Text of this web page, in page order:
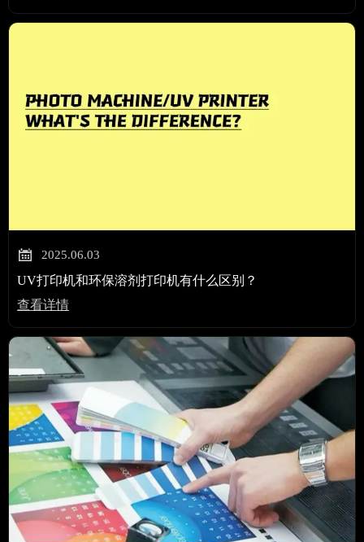
 2025.06.03
UV打印机和环保溶剂打印机有什么区别？
查看详情